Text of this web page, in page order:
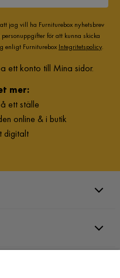
jag vill ha Furniturebox nyhetsbrev
för att kunna skicka
enligt Furniturebox Integritetspolicy.
ett konto till Mina sidor.
mer:
ett ställe
online & i butik
digitalt